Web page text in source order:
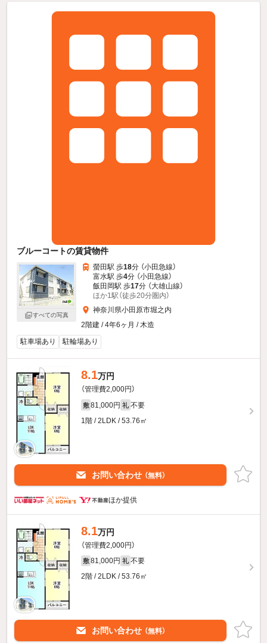
ブルーコートの賃貸物件
すべての写真
螢田駅 歩18分 （小田急線）
富水駅 歩4分 （小田急線）
飯田岡駅 歩17分 （大雄山線）
ほか1駅（徒歩20分圏内）
神奈川県小田原市堀之内
2階建 / 4年6ヶ月 / 木造
駐車場あり
駐輪場あり
8.1万円
（管理費2,000円）
敷 81,000円 礼 不要
1階 / 2LDK / 53.76㎡
お問い合わせ （無料）
ほか提供
8.1万円
（管理費2,000円）
敷 81,000円 礼 不要
2階 / 2LDK / 53.76㎡
お問い合わせ （無料）